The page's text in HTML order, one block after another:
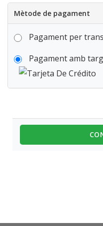
Mètode de pagament
Pagament per
Pagament amb